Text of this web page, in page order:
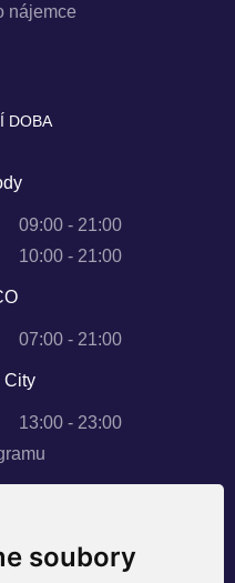
soubory
nájemce
DOBA
09:00 - 21:00
10:00 - 21:00
07:00 - 21:00
City
13:00 - 23:00
NÁS